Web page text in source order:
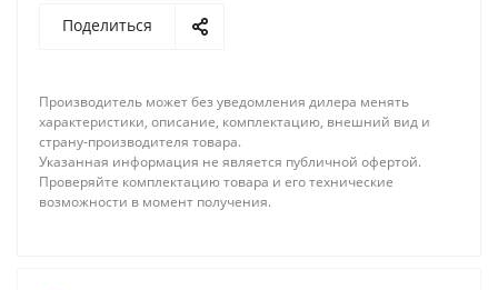
Поделиться
Производитель может без уведомления дилера менять
характеристики, описание, комплектацию, внешний вид и
страну-производителя товара.
Указанная информация не является публичной офертой.
Проверяйте комплектацию товара и его технические
возможности в момент получения.